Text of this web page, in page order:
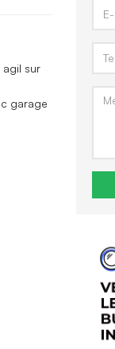
agil sur
garage